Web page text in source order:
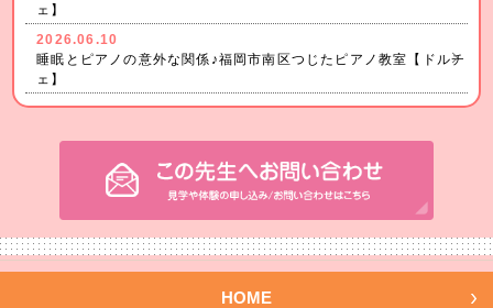
ェ】
2026.06.10
睡眠とピアノの意外な関係♪福岡市南区つじたピアノ教室【ドルチ
ェ】
HOME